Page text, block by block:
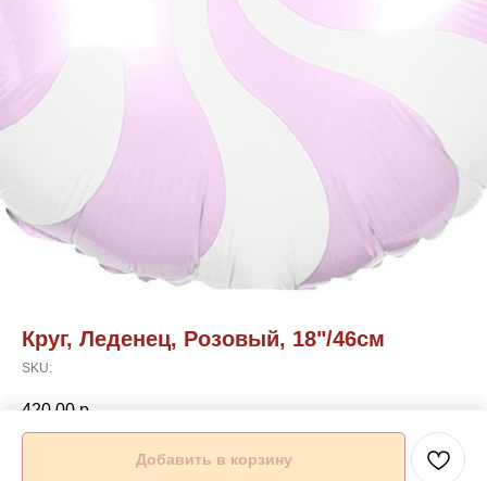
Круг, Леденец, Розовый, 18"/46см
SKU:
420,00 р.
Добавить в корзину